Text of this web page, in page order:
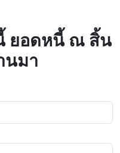
ยอดหนี้ ณ สิ้น
นมา